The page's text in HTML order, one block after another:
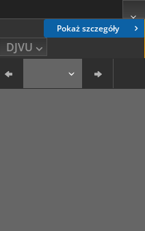
Pokaż szczegóły
DJVU